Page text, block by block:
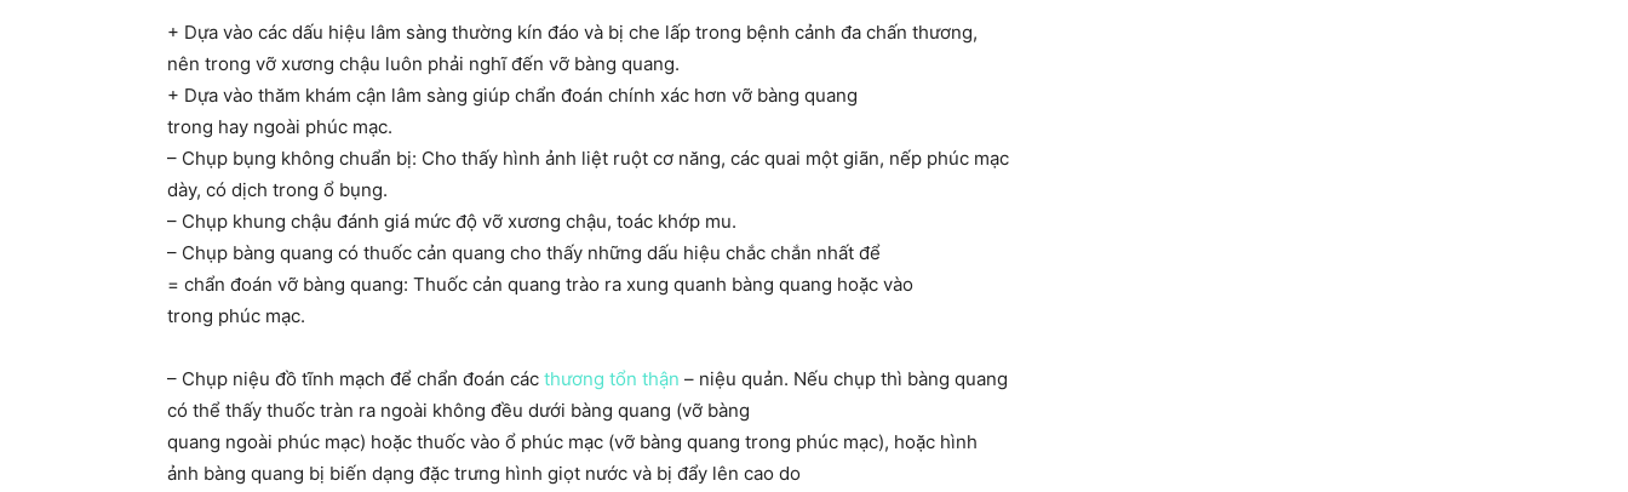
+ Dựa vào các dấu hiệu lâm sàng thường kín đáo và bị che lấp trong bệnh cảnh đa chấn thương,
nên trong vỡ xương chậu luôn phải nghĩ đến vỡ bàng quang.
+ Dựa vào thăm khám cận lâm sàng giúp chẩn đoán chính xác hơn vỡ bàng quang
trong hay ngoài phúc mạc.
– Chụp bụng không chuẩn bị: Cho thấy hình ảnh liệt ruột cơ năng, các quai một giãn, nếp phúc mạc
dày, có dịch trong ổ bụng.
– Chụp khung chậu đánh giá mức độ vỡ xương chậu, toác khớp mu.
– Chụp bàng quang có thuốc cản quang cho thấy những dấu hiệu chắc chắn nhất để
= chẩn đoán vỡ bàng quang: Thuốc cản quang trào ra xung quanh bàng quang hoặc vào
trong phúc mạc.
– Chụp niệu đồ tĩnh mạch để chẩn đoán các thương tổn thận – niệu quản. Nếu chụp thì bàng quang
có thể thấy thuốc tràn ra ngoài không đều dưới bàng quang (vỡ bàng
quang ngoài phúc mạc) hoặc thuốc vào ổ phúc mạc (vỡ bàng quang trong phúc mạc), hoặc hình
ảnh bàng quang bị biến dạng đặc trưng hình giọt nước và bị đẩy lên cao do